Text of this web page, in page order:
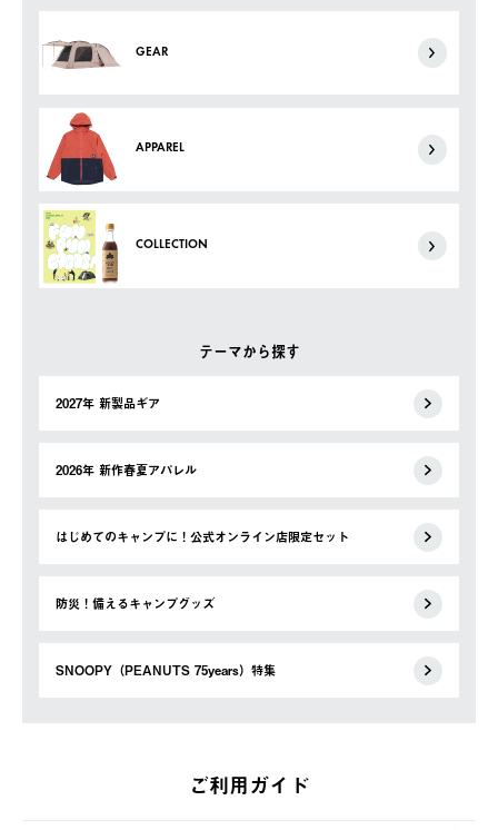
GEAR
APPAREL
COLLECTION
テーマから探す
2027年 新製品ギア
2026年 新作春夏アパレル
はじめてのキャンプに！公式オンライン店限定セット
防災！備えるキャンプグッズ
SNOOPY（PEANUTS 75years）特集
ご利用ガイド